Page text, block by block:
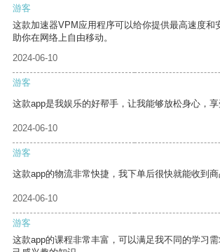
游客
这款加速器VPM应用程序可以给你提供最高速度和
助你在网络上自由移动。
2024-06-10
游客
这款app是我娱乐的好帮手，让我能够放松身心，享
2024-06-10
游客
这款app的物流非常快捷，我下单后很快就能收到商
2024-06-10
游客
这款app的课程非常丰富，可以满足我不同的学习